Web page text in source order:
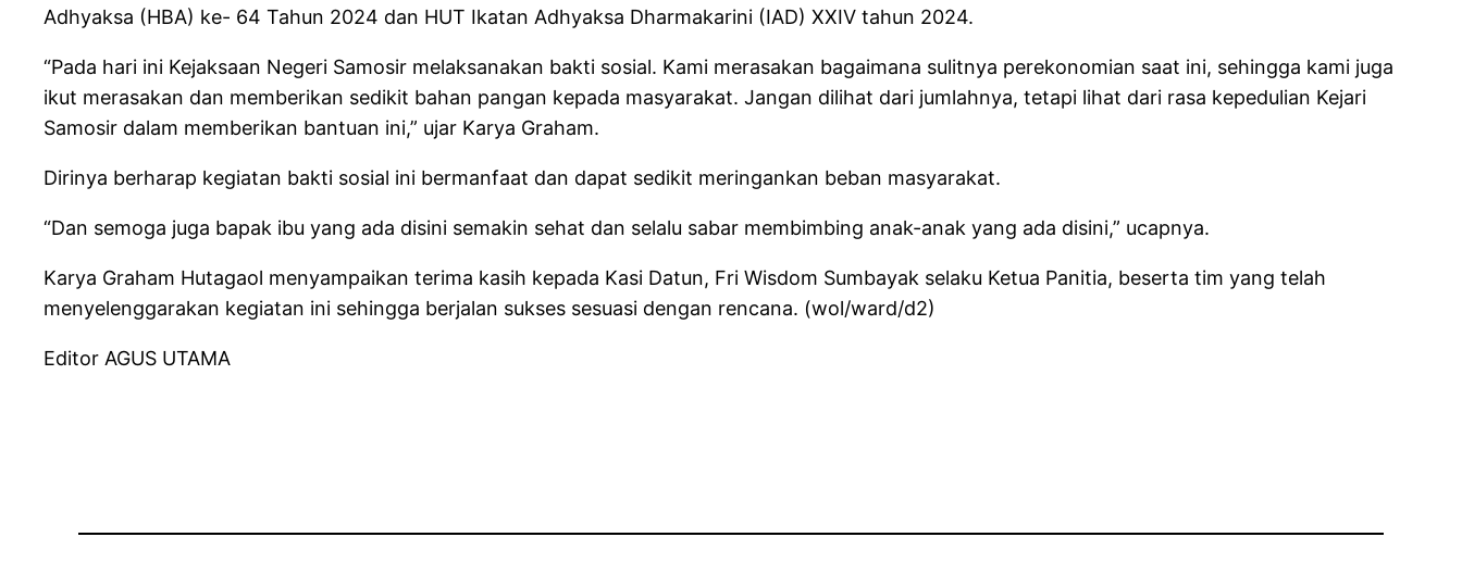
Adhyaksa (HBA) ke- 64 Tahun 2024 dan HUT Ikatan Adhyaksa Dharmakarini (IAD) XXIV tahun 2024.
“Pada hari ini Kejaksaan Negeri Samosir melaksanakan bakti sosial. Kami merasakan bagaimana sulitnya perekonomian saat ini, sehingga kami juga
ikut merasakan dan memberikan sedikit bahan pangan kepada masyarakat. Jangan dilihat dari jumlahnya, tetapi lihat dari rasa kepedulian Kejari
Samosir dalam memberikan bantuan ini,” ujar Karya Graham.
Dirinya berharap kegiatan bakti sosial ini bermanfaat dan dapat sedikit meringankan beban masyarakat.
“Dan semoga juga bapak ibu yang ada disini semakin sehat dan selalu sabar membimbing anak-anak yang ada disini,” ucapnya.
Karya Graham Hutagaol menyampaikan terima kasih kepada Kasi Datun, Fri Wisdom Sumbayak selaku Ketua Panitia, beserta tim yang telah
menyelenggarakan kegiatan ini sehingga berjalan sukses sesuasi dengan rencana. (wol/ward/d2)
Editor AGUS UTAMA